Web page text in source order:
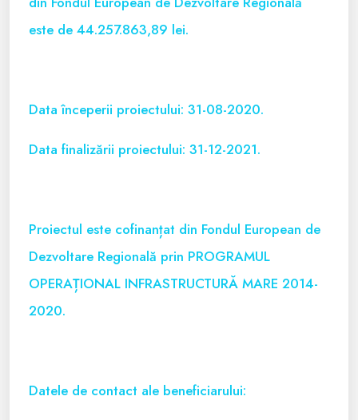
este de 44.257.863,89 lei.
Data începerii proiectului: 31-08-2020.
Data finalizării proiectului: 31-12-2021.
Proiectul este cofinanțat din Fondul European de
Dezvoltare Regională prin PROGRAMUL
OPERAȚIONAL INFRASTRUCTURĂ MARE 2014-
2020.
Datele de contact ale beneficiarului: